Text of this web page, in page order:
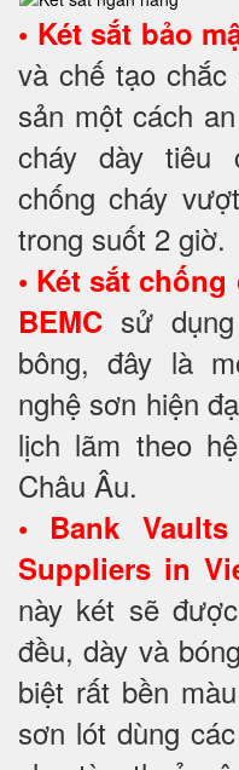
• Két sắt bảo
và chế tạo
sản một cách
cháy dày tiêu
chống cháy
trong suốt 2 giờ.
• Két sắt chống
BEMC sử
bông, đây là
nghệ sơn hiện
lịch lãm theo
Châu Âu.
• Bank
Suppliers in
này két sẽ
đều, dày và
biệt rất bền
sơn lót dùng